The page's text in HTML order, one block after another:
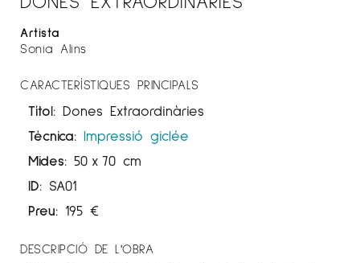
Artista
Sonia Alins
CARACTERÍSTIQUES PRINCIPALS
Títol: Dones Extraordinàries
Tècnica: Impressió giclée
Mides: 50 x 70 cm
ID: SA01
Preu: 195 €
DESCRIPCIÓ DE L'OBRA